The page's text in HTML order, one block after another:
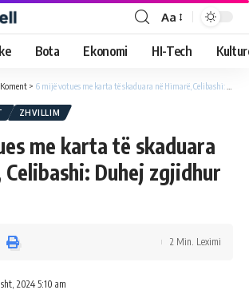
Aa
Bota Ekonomi HI-Tech
Koment > 6 mijë votues me karta të skaduara në Himarë, Celibashi: Duhej zgjidhur më parë
ZHVILLIM
me karta të skaduara
Celibashi: Duhej zgjidhur
2024 5:10 am
2 Min. Leximi